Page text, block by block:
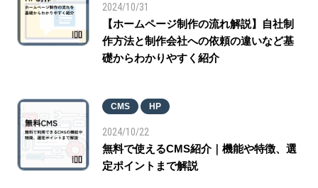
2024/10/31
【ホームページ制作の流れ解説】自社制
作方法と制作会社への依頼の違いなど基
礎からわかりやすく紹介
CMS HP
2024/10/22
無料で使えるCMS紹介｜機能や特徴、選
定ポイントまで解説